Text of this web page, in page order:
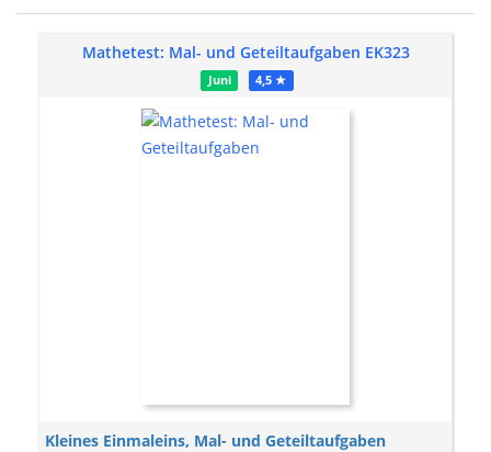
Mathetest: Mal- und Geteiltaufgaben EK323
Juni 4,5 ★
Kleines Einmaleins, Mal- und Geteiltaufgaben